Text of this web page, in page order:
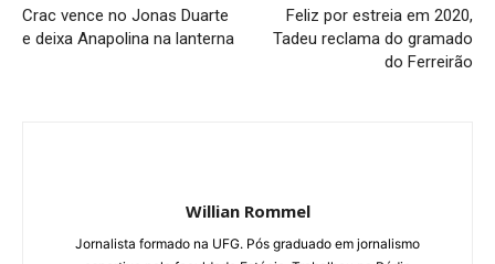
Crac vence no Jonas Duarte
e deixa Anapolina na lanterna
Feliz por estreia em 2020,
Tadeu reclama do gramado
do Ferreirão
Willian Rommel
Jornalista formado na UFG. Pós graduado em jornalismo